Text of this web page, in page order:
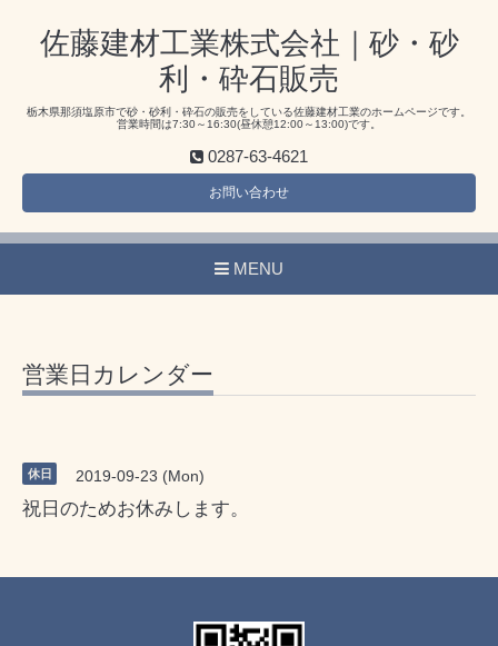
佐藤建材工業株式会社｜砂・砂
利・砕石販売
栃木県那須塩原市で砂・砂利・砕石の販売をしている佐藤建材工業のホームページです。
営業時間は7:30～16:30(昼休憩12:00～13:00)です。
0287-63-4621
お問い合わせ
MENU
営業日カレンダー
休日 2019-09-23 (Mon)
祝日のためお休みします。